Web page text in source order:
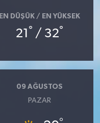
EN DÜŞÜK / EN YÜKSEK
21 ° / 32°
09 AĞUSTOS
PAZAR